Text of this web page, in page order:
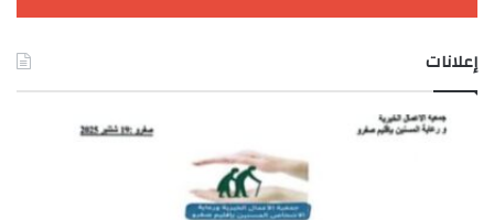
إعلانات